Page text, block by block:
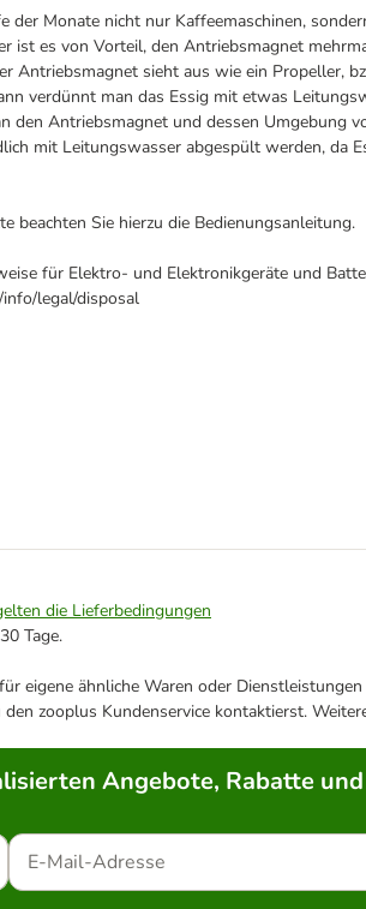
Monate nicht nur Kaffeemaschinen,
ist es von Vorteil, den Antriebsmagnet
Antriebsmagnet sieht aus wie ein Propeller,
verdünnt man das Essig mit etwas
den Antriebsmagnet und dessen Umgebung
mit Leitungswasser abgespült werden, da
beachten Sie hierzu die Bedienungsanleitung.
für Elektro- und Elektronikgeräte und
legal/disposal
die Lieferbedingungen
Tage.
eigene ähnliche Waren oder
zooplus Kundenservice kontaktierst.
Angebote, Rabatte